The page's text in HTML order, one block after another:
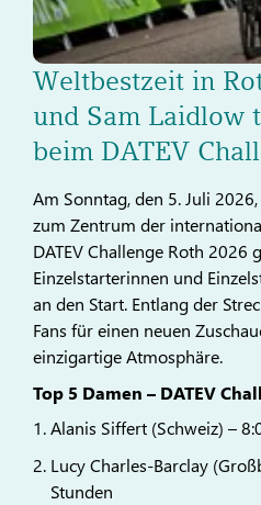
Weltbestzeit in
und Sam Laidlow
beim DATEV
Am Sonntag, den 5. Juli
zum Zentrum der
DATEV Challenge Roth 2026
Einzelstarterinnen und
an den Start. Entlang der
Fans für einen neuen
einzigartige Atmosphäre.
Top 5 Damen – DATEV
Alanis Siffert (Schweiz) –
Lucy Charles-Barclay
Stunden